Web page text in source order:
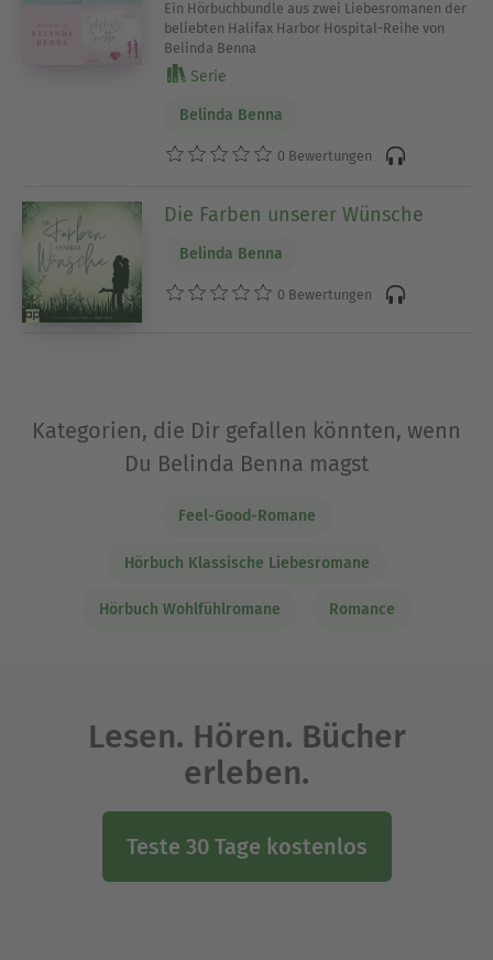
Ein Hörbuchbundle aus zwei Liebesromanen der
beliebten Halifax Harbor Hospital-Reihe von
Belinda Benna
Serie
Belinda Benna
0 Bewertungen
Die Farben unserer Wünsche
Belinda Benna
0 Bewertungen
Kategorien, die Dir gefallen könnten, wenn
Du Belinda Benna magst
Feel-Good-Romane
Hörbuch Klassische Liebesromane
Hörbuch Wohlfühlromane Romance
Lesen. Hören. Bücher
erleben.
Teste 30 Tage kostenlos